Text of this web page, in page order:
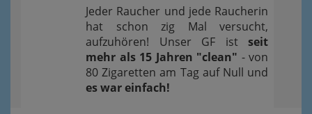
Jeder Raucher und jede Raucherin
hat schon zig Mal versucht,
aufzuhören! Unser GF ist seit
mehr als 15 Jahren "clean" - von
80 Zigaretten am Tag auf Null und
es war einfach!